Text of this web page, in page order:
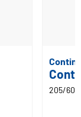
205/60